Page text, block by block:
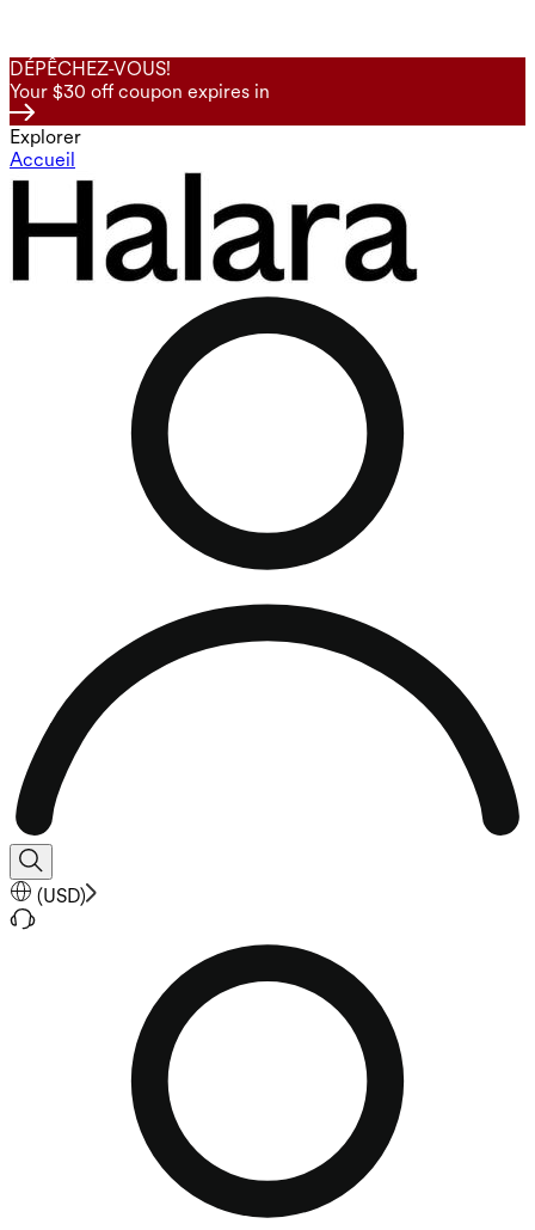
DÉPÊCHEZ-VOUS!
Your $30 off coupon expires in
Explorer
Accueil
(USD)